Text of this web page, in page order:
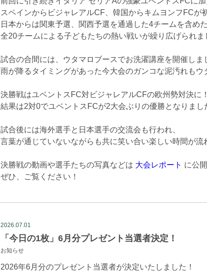
スペインからビジャレアルCF、韓国からキムヨンフFCが
日本からは関東予選、関西予選を通過した4チームを含め
全20チームによる子どもたちの熱い戦いが繰り広げられま
試合の合間には、ウタマロブースでお洗濯講座を開催しま
雨が降るタイミングがあった今大会のガンコな泥汚れもウ
決勝戦はユベントスFC対ビジャレアルCFの欧州勢対決に！
結果は2対0でユベントスFCが2大会ぶりの優勝となりまし
試合後には海外選手と日本選手の交流会も行われ、
言葉が通じていないながらも共に笑い合い楽しい時間が流
決勝戦の動画や選手たちの写真などは 大会レポート に公
ぜひ、ご覧ください！
2026.07.01
「今日の1枚」6月分プレゼント当選者決定！
お知らせ
2026年6月分のプレゼント当選者が決定いたしました！